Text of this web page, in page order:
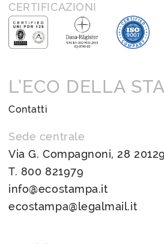
CERTIFICAZIONI
L’ECO DELLA
Contatti
Sede centrale
Via G. Compagnoni, 28
T. 800 821979
info@ecostampa.it
ecostampa@legalmail.it